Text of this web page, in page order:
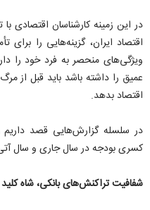
در این زمینه کارشناسان
اقتصاد ایران، گزینه‌هایی را
ویژگی‌های منحصر به فرد خود را
عمیق را داشته باشد باید قبل از
اقتصاد بدهد.
در سلسله گزارش‌هایی قصد
کسری بودجه در سال جاری و سال
شفافیت تراکنش‌های بانکی، شاه کلید